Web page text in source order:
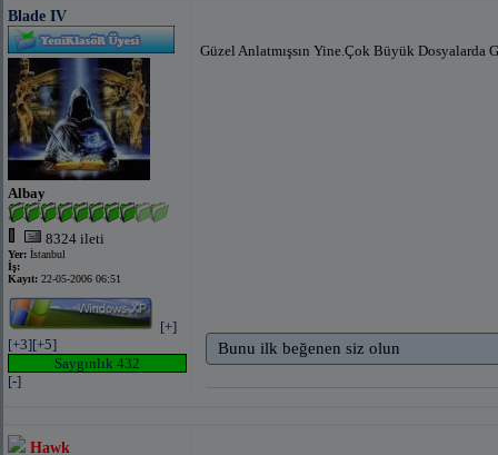
Blade IV
Albay
8324 ileti
Yer: İstanbul
İş:
Kayıt: 22-05-2006 06:51
[+]
[+3][+5]
Saygınlık 432
[-]
Güzel Anlatmışsın Yine.Çok Büyük Dosyalarda
Bunu ilk beğenen siz olun
Hawk